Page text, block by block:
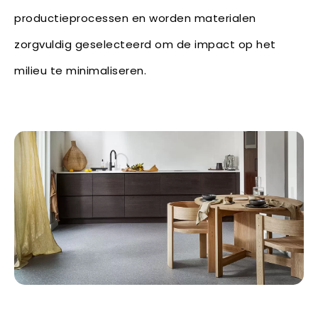
productieprocessen en worden materialen
zorgvuldig geselecteerd om de impact op het
milieu te minimaliseren.